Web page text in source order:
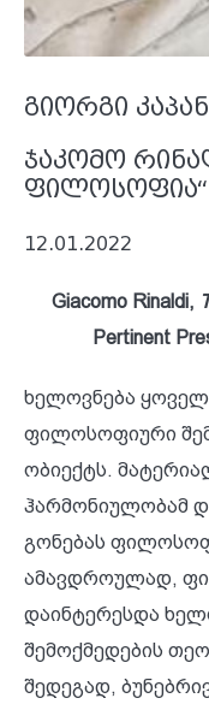
გიორგი
ჯაკომო
ფილოსოფია“
12.01.2022
Giacomo Rinaldi,
Pertinent
ხელოვნება
ფილოსოფიური
ობიექტს.
ჰარმონიულობამ
გონებას
ამავდროულად,
დაინტერესდა
შემოქმედების
შედეგად,